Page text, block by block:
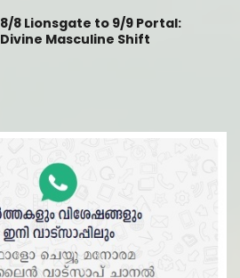
8/8 Lionsgate to 9/9 Portal:
Divine Masculine Shift